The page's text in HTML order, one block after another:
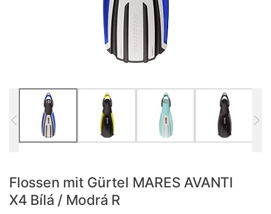
Flossen mit Gürtel MARES AVANTI
X4 Bílá / Modrá R